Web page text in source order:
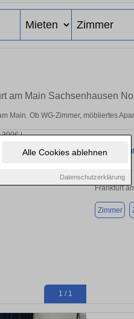
Alle Cookies ablehnen
Datenschutzerklärung
am Main Sachsenhausen
Main. Ob WG-Zimmer, möbliertes
1 / 1
Wohnen
Frankfurt
Zimmer